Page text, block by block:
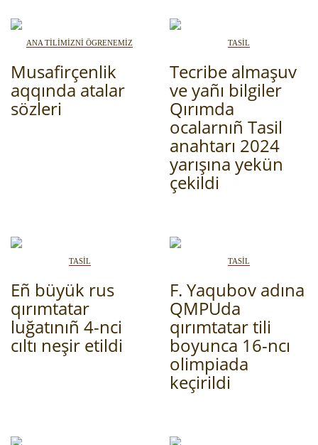
ANA TİLİMİZNİ ÖGRENEMİZ
Musafirçenlik
aqqında atalar
sözleri
TASİL
Tecribe almaşuv
ve yañı bilgiler
Qırımda
ocalarnıñ Tasil
anahtarı 2024
yarışına yekün
çekildi
TASİL
Eñ büyük rus
qırımtatar
luğatınıñ 4-nci
cıltı neşir etildi
TASİL
F. Yaqubov adına
QMPUda
qırımtatar tili
boyunca 16-ncı
olimpiada
keçirildi